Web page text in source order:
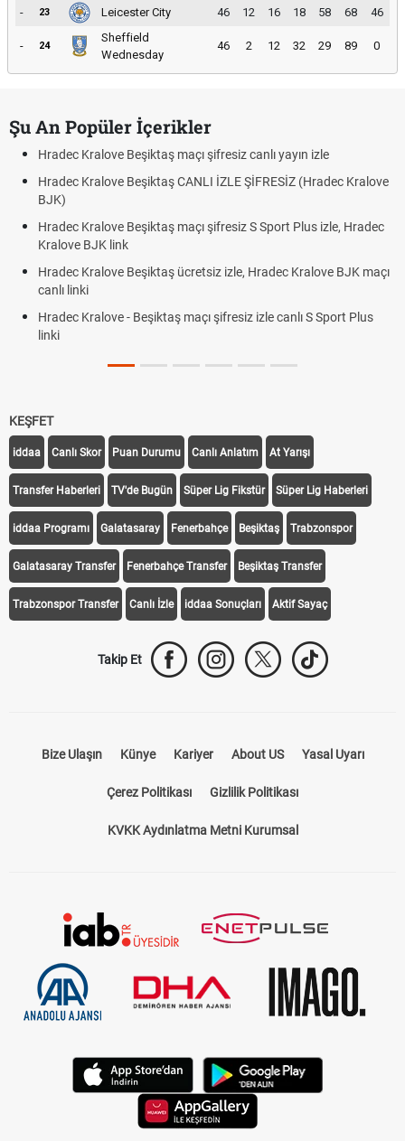
-
23 Leicester City 46 12 16 18 58 68 46
- 24
Sheffield
Wednesday
46 2 12 32 29 89 0
Şu An Popüler İçerikler
Hradec Kralove Beşiktaş maçı şifresiz canlı yayın izle
Hradec Kralove Beşiktaş CANLI İZLE ŞİFRESİZ (Hradec Kralove
BJK)
Hradec Kralove Beşiktaş maçı şifresiz S Sport Plus izle, Hradec
Kralove BJK link
Hradec Kralove Beşiktaş ücretsiz izle, Hradec Kralove BJK maçı
canlı linki
Hradec Kralove - Beşiktaş maçı şifresiz izle canlı S Sport Plus
linki
KEŞFET
iddaa Canlı Skor Puan Durumu Canlı Anlatım At Yarışı
Transfer Haberleri TV'de Bugün Süper Lig Fikstür Süper Lig Haberleri
iddaa Programı Galatasaray Fenerbahçe Beşiktaş Trabzonspor
Galatasaray Transfer Fenerbahçe Transfer Beşiktaş Transfer
Trabzonspor Transfer Canlı İzle iddaa Sonuçları Aktif Sayaç
Takip Et
Bize Ulaşın Künye Kariyer About US Yasal Uyarı
Çerez Politikası Gizlilik Politikası
KVKK Aydınlatma Metni Kurumsal